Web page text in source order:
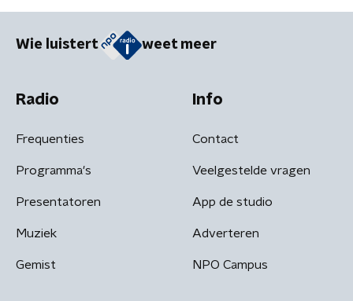
Wie luistert weet meer
Radio
Frequenties
Programma's
Presentatoren
Muziek
Gemist
Info
Contact
Veelgestelde vragen
App de studio
Adverteren
NPO Campus